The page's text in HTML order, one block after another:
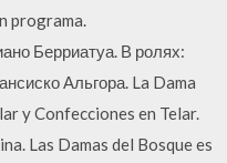
programa.
Берриатуа. В ролях:
Альгора. La Dama
y Confecciones en Telar.
Las Damas del Bosque es